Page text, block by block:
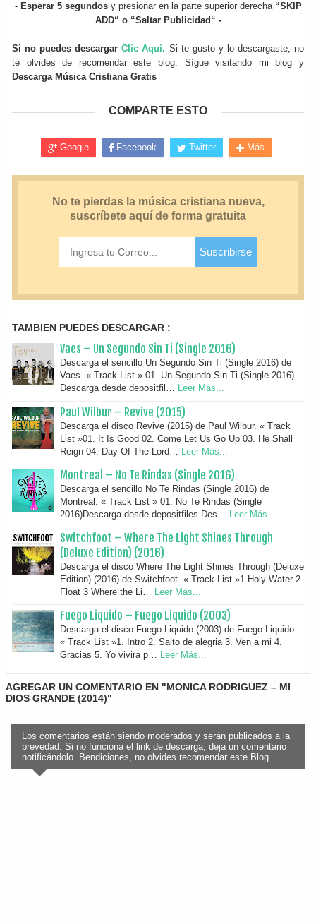
- Esperar 5 segundosy presionar en la parte superior derecha “SKIP
ADD“ o “Saltar Publicidad“ -
Si no puedes descargarClic Aquí. Si te gusto y lo descargaste, no
te olvides de recomendar este blog. Sígue visitando mi blog y
Descarga Música Cristiana Gratis
COMPARTE ESTO
Google Facebook Twitter Más
TAMBIEN PUEDES DESCARGAR :
Vaes – Un Segundo Sin Ti (Single 2016)
Descarga el sencillo Un Segundo Sin Ti (Single 2016) de
Vaes. « Track List » 01. Un Segundo Sin Ti (Single 2016)
Descarga desde depositfil… Leer Más...
Paul Wilbur – Revive (2015)
Descarga el disco Revive (2015) de Paul Wilbur. « Track
List »01. It Is Good 02. Come Let Us Go Up 03. He Shall
Reign 04. Day Of The Lord…
Leer Más...
Montreal – No Te Rindas (Single 2016)
Descarga el sencillo No Te Rindas (Single 2016) de
Montreal. « Track List » 01. No Te Rindas (Single
2016)Descarga desde depositfiles Des…
Leer Más...
Switchfoot – Where The Light Shines Through
(Deluxe Edition) (2016)
Descarga el disco Where The Light Shines Through (Deluxe
Edition) (2016) de Switchfoot. « Track List »1 Holy Water 2
Float 3 Where the Li… Leer Más...
Fuego Liquido – Fuego Liquido (2003)
Descarga el disco Fuego Liquido (2003) de Fuego Liquido.
« Track List »1. Intro 2. Salto de alegria 3. Ven a mi 4.
Gracias 5. Yo vivira p… Leer Más...
AGREGAR UN COMENTARIO EN "MONICA RODRIGUEZ – MI
DIOS GRANDE (2014)"
Los comentarios están siendo moderados y serán publicados a la
brevedad. Si no funciona el link de descarga, deja un comentario
notificándolo. Bendiciones, no olvides recomendar este Blog.